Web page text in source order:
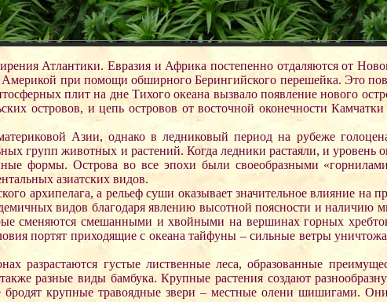
Атлантики. Евразия и Африка постепенно отдаляются от
Америкой при помощи обширного Берингийского перешейка. Это
плит на дне Тихого океана вызвало появление нового
островов, и цепь островов от восточной оконечности
Азии, однако в ледниковый период на рубеже
групп животных и растений. Когда ледники растаяли, и
формы. Острова во все эпохи были своеобразными
азиатских видов.
архипелага, а рельеф суши оказывает значительное влияние на
видов благодаря явлению высотной поясности и наличию
сменяются смешанными и хвойными на вершинах горных
портят приходящие с океана тайфуны – сильные ветры
разрастаются густые лиственные леса, образованные
разные виды бамбука. Крупные растения создают
крупные травоядные звери – местные олени шишигами. Они